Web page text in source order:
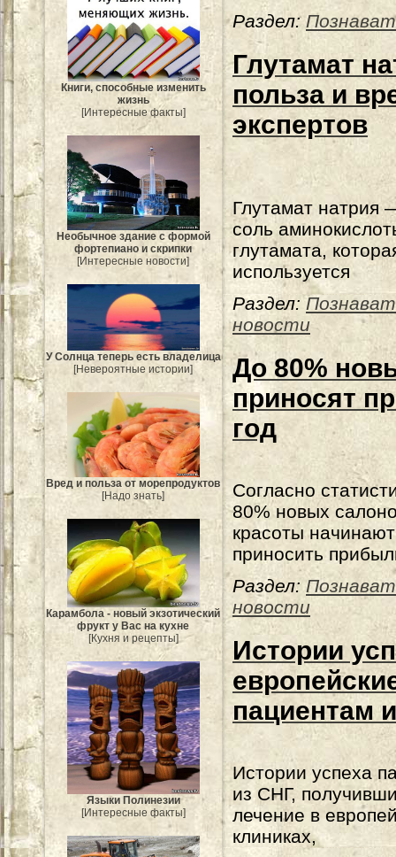
Книги, способные изменить
жизнь
[Интересные факты]
Необычное здание с формой
фортепиано и скрипки
[Интересные новости]
У Солнца теперь есть владелица
[Невероятные истории]
Вред и польза от морепродуктов
[Надо знать]
Карамбола - новый экзотический
фрукт у Вас на кухне
[Кухня и рецепты]
Языки Полинезии
[Интересные факты]
Раздел:
Глутамат
польза и
экспертов
Глутамат натрия
соль
глутамата,
используется
Раздел:
новости
До 80%
приносят
год
Согласно
80% новых
красоты начинают
приносить
Раздел:
новости
Истории
пациентам
Истории успеха
из СНГ,
лечение в
клиниках,